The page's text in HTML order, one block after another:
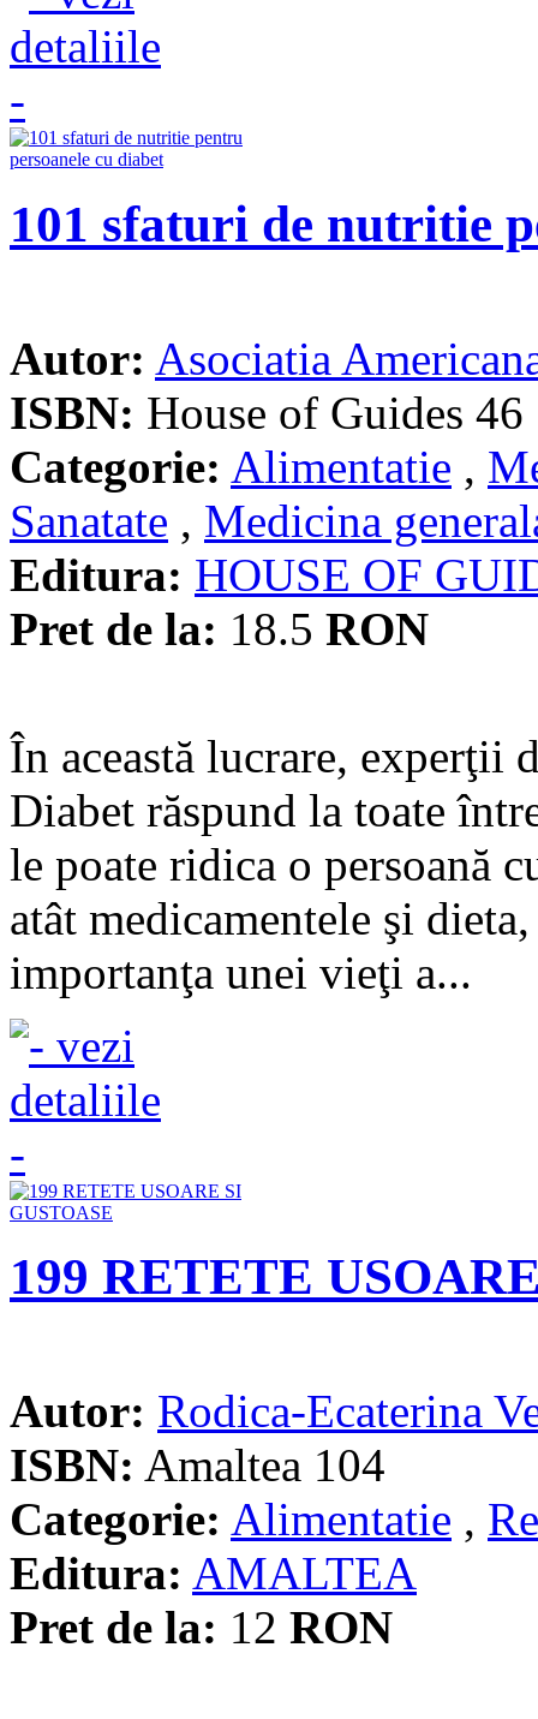
101 sfaturi de nutritie
Autor: Asociatia
ISBN: House of Guides 46
Categorie: Alimentatie ,
Sanatate , Medicina
Editura: HOUSE OF
Pret de la: 18.5 RON
În această lucrare, experţii
Diabet răspund la toate
le poate ridica o persoană
atât medicamentele şi
importanţa unei vieţi a...
199 RETETE
Autor: Rodica-Ecaterina
ISBN: Amaltea 104
Categorie: Alimentatie ,
Editura: AMALTEA
Pret de la: 12 RON